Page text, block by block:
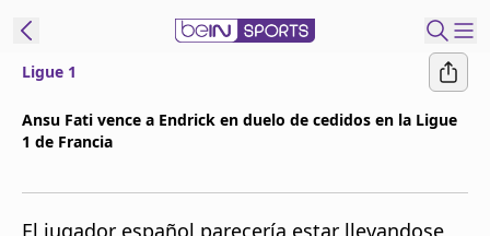
Ligue 1
Ansu Fati vence a Endrick en duelo de cedidos en la Ligue
1 de Francia
El jugador español parecería estar llevandose